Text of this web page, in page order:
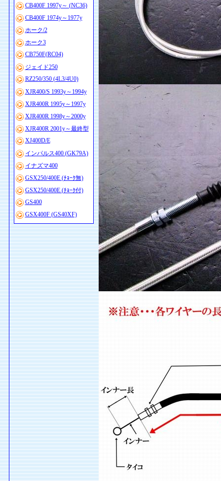
CB400F 1997y～ (NC36)
CB400F 1974y～1977y
ホーク/2
ホーク3
CB750F(RC04)
ジェイド250
RZ250/350 (4L3/4U0)
XJR400/S 1993y～1994y
XJR400R 1995y～1997y
XJR400R 1998y～2000y
XJR400R 2001y～最終型
XJ400D/E
インパルス400 (GK79A)
イナズマ400
GSX250/400E (ﾁｮｰｸ無)
GSX250/400E (ﾁｮｰｸ付)
GS400
GSX400F (GS40XF)